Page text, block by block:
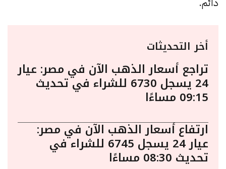
أخر التحديثات
تراجع أسعار الذهب الآن في مصر: عيار
24 يسجل 6730 للشراء في تحديث
09:15 مساءًا
ارتفاع أسعار الذهب الآن في مصر:
عيار 24 يسجل 6745 للشراء في
تحديث 08:30 مساءًا